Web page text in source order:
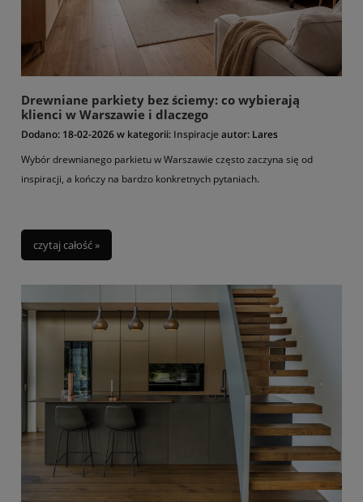
Drewniane parkiety bez ściemy: co wybierają
klienci w Warszawie i dlaczego
Dodano: 18-02-2026w kategorii: Inspiracjeautor: Lares
Wybór drewnianego parkietu w Warszawie często zaczyna się od
inspiracji, a kończy na bardzo konkretnych pytaniach.
czytaj całość »